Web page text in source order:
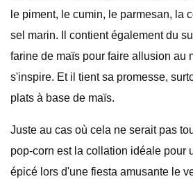
le piment, le cumin, le parmesan, la
sel marin. Il contient également du
farine de maïs pour faire allusion au
s'inspire. Et il tient sa promesse,
plats à base de maïs.
Juste au cas où cela ne serait pas
pop-corn est la collation idéale pour
épicé lors d'une fiesta amusante le